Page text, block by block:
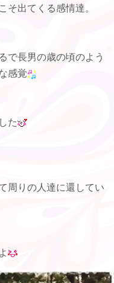
そ出てくる感情達。
で長男の歳の頃のよう
感覚
た
周りの人達に還してい